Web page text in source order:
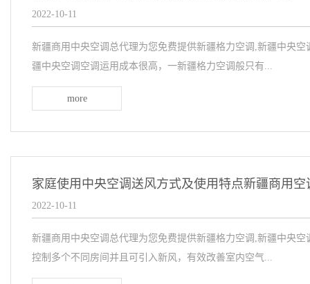
2022-10-11
新疆商用中央空调总代理为您免费提供新疆格力空调,新疆中央
疆中央空调空调运用成本很高，一新疆格力空调般只有...
more
家庭使用中央空调送风方式及使用特点新疆商用空
2022-10-11
新疆商用中央空调总代理为您免费提供新疆格力空调,新疆中央
控制多个不同房间并且可引入新风，有效改善室内空气...